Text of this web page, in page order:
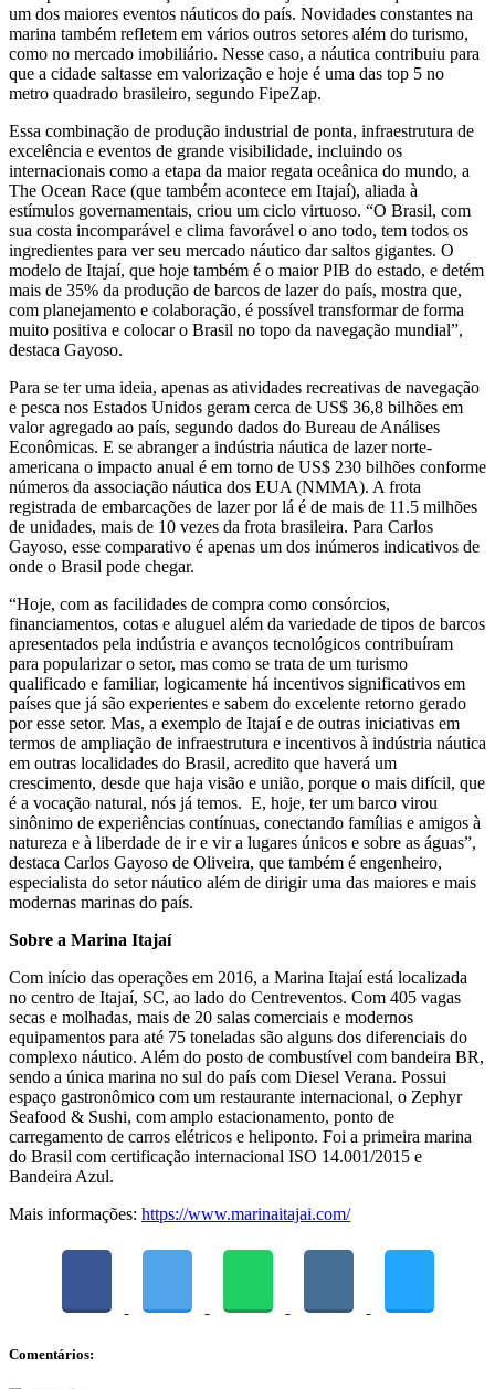
um dos maiores eventos náuticos do país. Novidades constantes na
marina também refletem em vários outros setores além do turismo,
como no mercado imobiliário. Nesse caso, a náutica contribuiu para
que a cidade saltasse em valorização e hoje é uma das top 5 no
metro quadrado brasileiro, segundo FipeZap.
Essa combinação de produção industrial de ponta, infraestrutura de
excelência e eventos de grande visibilidade, incluindo os
internacionais como a etapa da maior regata oceânica do mundo, a
The Ocean Race (que também acontece em Itajaí), aliada à
estímulos governamentais, criou um ciclo virtuoso. “O Brasil, com
sua costa incomparável e clima favorável o ano todo, tem todos os
ingredientes para ver seu mercado náutico dar saltos gigantes. O
modelo de Itajaí, que hoje também é o maior PIB do estado, e detém
mais de 35% da produção de barcos de lazer do país, mostra que,
com planejamento e colaboração, é possível transformar de forma
muito positiva e colocar o Brasil no topo da navegação mundial”,
destaca Gayoso.
Para se ter uma ideia, apenas as atividades recreativas de navegação
e pesca nos Estados Unidos geram cerca de US$ 36,8 bilhões em
valor agregado ao país, segundo dados do Bureau de Análises
Econômicas. E se abranger a indústria náutica de lazer norte-
americana o impacto anual é em torno de US$ 230 bilhões conforme
números da associação náutica dos EUA (NMMA). A frota
registrada de embarcações de lazer por lá é de mais de 11.5 milhões
de unidades, mais de 10 vezes da frota brasileira. Para Carlos
Gayoso, esse comparativo é apenas um dos inúmeros indicativos de
onde o Brasil pode chegar.
“Hoje, com as facilidades de compra como consórcios,
financiamentos, cotas e aluguel além da variedade de tipos de barcos
apresentados pela indústria e avanços tecnológicos contribuíram
para popularizar o setor, mas como se trata de um turismo
qualificado e familiar, logicamente há incentivos significativos em
países que já são experientes e sabem do excelente retorno gerado
por esse setor. Mas, a exemplo de Itajaí e de outras iniciativas em
termos de ampliação de infraestrutura e incentivos à indústria náutica
em outras localidades do Brasil, acredito que haverá um
crescimento, desde que haja visão e união, porque o mais difícil, que
é a vocação natural, nós já temos. E, hoje, ter um barco virou
sinônimo de experiências contínuas, conectando famílias e amigos à
natureza e à liberdade de ir e vir a lugares únicos e sobre as águas”,
destaca Carlos Gayoso de Oliveira, que também é engenheiro,
especialista do setor náutico além de dirigir uma das maiores e mais
modernas marinas do país.
Sobre a Marina Itajaí
Com início das operações em 2016, a Marina Itajaí está localizada
no centro de Itajaí, SC, ao lado do Centreventos. Com 405 vagas
secas e molhadas, mais de 20 salas comerciais e modernos
equipamentos para até 75 toneladas são alguns dos diferenciais do
complexo náutico. Além do posto de combustível com bandeira BR,
sendo a única marina no sul do país com Diesel Verana. Possui
espaço gastronômico com um restaurante internacional, o Zephyr
Seafood & Sushi, com amplo estacionamento, ponto de
carregamento de carros elétricos e heliponto. Foi a primeira marina
do Brasil com certificação internacional ISO 14.001/2015 e
Bandeira Azul.
Mais informações: https://www.marinaitajai.com/
Comentários: